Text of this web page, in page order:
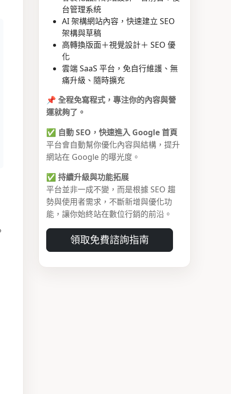
台管理系統
AI 架構網站內容，快速建立 SEO
架構與草稿
高轉換版面＋視覺設計＋ SEO 優
化
雲端 SaaS 平台，免自行維護、無
痛升級、隨時擴充
📌 全程免寫程式，專注你的內容與營
運就夠了。
✅ 自動 SEO，快速進入 Google 首頁
平台會自動幫你優化內容與結構，提升
網站在 Google 的曝光度。
✅ 持續升級與功能拓展
平台並非一成不變，而是根據 SEO 趨
勢與使用者需求，不斷新增與優化功
能，讓你始終站在數位行銷的前沿。
領取免費諮詢指南